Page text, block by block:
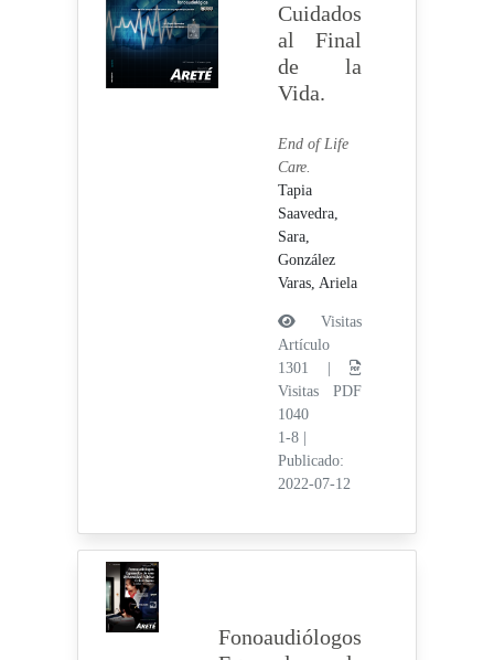
Cuidados
al Final
de la
Vida.
End of Life
Care.
Tapia
Saavedra,
Sara,
González
Varas, Ariela
Visitas
Artículo
1301 |
Visitas PDF
1040
1-8
Publicado:
2022-07-12
Fonoaudiólogos